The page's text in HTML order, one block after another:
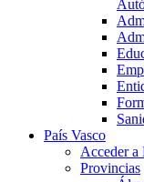
País Vasco
Acceder a
Provincias